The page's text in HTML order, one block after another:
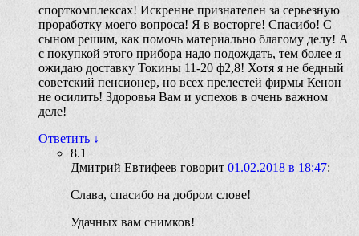
спорткомплексах! Искренне признателен за серьезную
проработку моего вопроса! Я в восторге! Спасибо! С
сыном решим, как помочь материально благому делу! А
с покупкой этого прибора надо подождать, тем более я
ожидаю доставку Токины 11-20 ф2,8! Хотя я не бедный
советский пенсионер, но всех прелестей фирмы Кенон
не осилить! Здоровья Вам и успехов в очень важном
деле!
Ответить ↓
8.1
Дмитрий Евтифеев говорит 01.02.2018 в 18:47:
Слава, спасибо на добром слове!
Удачных вам снимков!